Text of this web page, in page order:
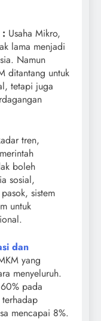
Usaha Mikro,
lama menjadi
Namun
ditantang untuk
tetapi juga
tren,
boleh
sosial,
sistem
untuk
dan
yang
menyeluruh.
pada
mencapai 8%.